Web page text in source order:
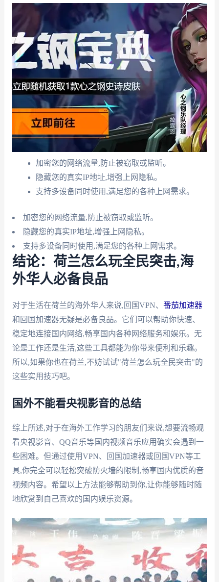
加密您的网络流量,防止被窃取或监听。
隐藏您的真实IP地址,增强上网隐私。
支持多设备同时使用,满足您的各种上网需求。
加密您的网络流量,防止被窃取或监听。
隐藏您的真实IP地址,增强上网隐私。
支持多设备同时使用,满足您的各种上网需求。
结论：荷兰怎么玩全民突击,海
外华人必备良品
对于生活在荷兰的海外华人来说,回国VPN、 番茄加速器
和回国加速器无疑是必备良品。它们可以帮助你快速、
稳定地连接国内网络,畅享国内各种网络服务和娱乐。无
论是工作还是生活,这些工具都能为你带来便利和乐趣。
所以,如果你也在荷兰,不妨试试"荷兰怎么玩全民突击"的
这些实用技巧吧。
国外不能看央视影音的总结
综上所述,对于在海外工作学习的朋友们来说,想要流畅观
看央视影音、QQ音乐等国内视频音乐应用确实会遇到一
些困难。但通过使用VPN、回国加速器或回国VPN等工
具,你完全可以轻松突破防火墙的限制,畅享国内优质的音
视频内容。希望以上方法能够帮助到你,让你能够随时随
地欣赏到自己喜欢的国内娱乐资源。